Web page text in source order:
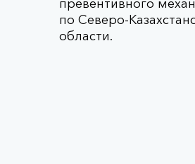
превентивного
по Северо-
области.